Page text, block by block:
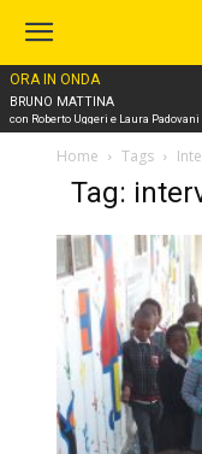
ORA IN ONDA
BRUNO MATTINA
con Roberto Uggeri e Laura Padovani
Home Tags
Tag: